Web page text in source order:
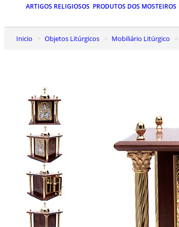
ARTIGOS RELIGIOSOS PRODUTOS DOS MOSTEIROS
Inicio Objetos Litúrgicos Mobiliário Litúrgico